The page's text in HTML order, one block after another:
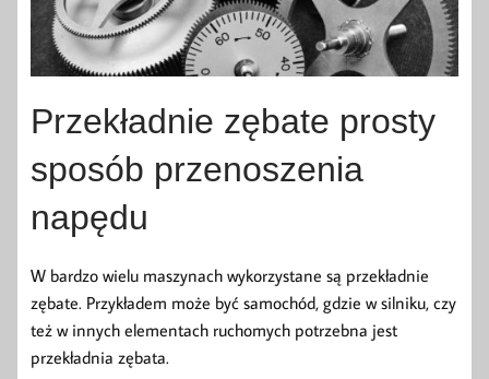
Przekładnie zębate prosty
sposób przenoszenia
napędu
W bardzo wielu maszynach wykorzystane są przekładnie
zębate. Przykładem może być samochód, gdzie w silniku, czy
też w innych elementach ruchomych potrzebna jest
przekładnia zębata.